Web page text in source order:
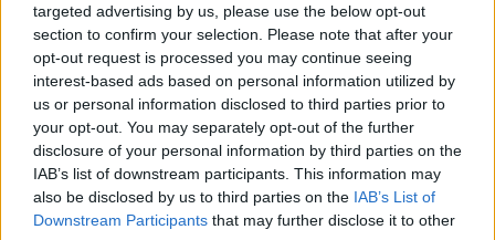
targeted advertising by us, please use the below opt-out
section to confirm your selection. Please note that after your
opt-out request is processed you may continue seeing
interest-based ads based on personal information utilized by
us or personal information disclosed to third parties prior to
your opt-out. You may separately opt-out of the further
disclosure of your personal information by third parties on the
IAB’s list of downstream participants. This information may
also be disclosed by us to third parties on the IAB’s List of
Downstream Participants that may further disclose it to other
Meghaladta az 500 milliárd forintot az EXIM
Magyarország által a Demján Sándor Programban
meghirdetett konstrukcióikra befogadott
hitelkérelmek összege. A 600 milliárd forintra
bővített keretösszeg eléréséig már csak kevesebb
mint 100 milliárd forint áll a cégek rendelkezésére
a kedvező finanszírozási lehetőségekből – hívta
fel a figyelmet a bank.